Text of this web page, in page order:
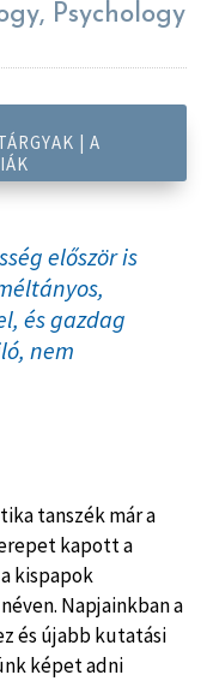
Psychology
|A
először is
és gazdag
nem
tanszék már a
kapott a
kispapok
Napjainkban a
és újabb kutatási
képet adni